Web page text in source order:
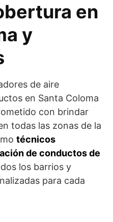
en
y
de aire
en Santa Coloma
con brindar
todas las zonas de la
técnicos
de conductos de
los barrios y
para cada